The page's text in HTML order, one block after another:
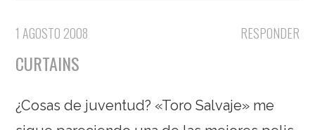
RESPONDER
1 AGOSTO 2008
CURTAINS
¿Cosas de juventud? «Toro Salvaje» me